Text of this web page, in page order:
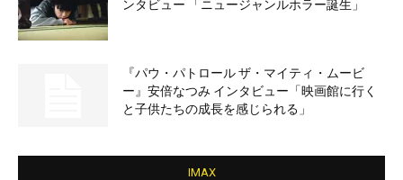
ンタビュー 「ニュージャンルホラー誕生」
『パウ・パトロール ザ・マイティ・ムービ
ー』安倍なつみ インタビュー「映画館に行く
と子供たちの成長を感じられる」
IMAX